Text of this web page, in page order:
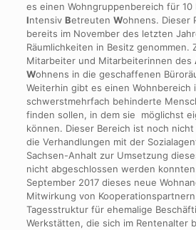
es einen Wohngruppenbereich für 10
Intensiv Betreuten Wohnens. Dieser
bereits im November des letzten
Räumlichkeiten in Besitz genommen.
Mitarbeiter und Mitarbeiterinnen des
Wohnens in die geschaffenen
Weiterhin gibt es einen Wohnbereich
schwerstmehrfach behinderte
finden sollen, in dem sie möglichst
können. Dieser Bereich ist noch
die Verhandlungen mit der
Sachsen-Anhalt zur Umsetzung
nicht abgeschlossen werden
September 2017 dieses neue
Mitwirkung von
Tagesstruktur für ehemalige
Werkstätten, die sich im Rentenalter